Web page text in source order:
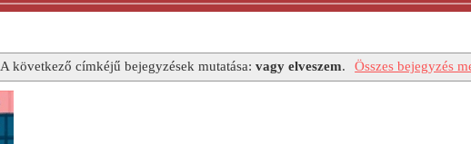
A következő címkéjű bejegyzések mutatása: vagy elveszem. Összes bejegyzés